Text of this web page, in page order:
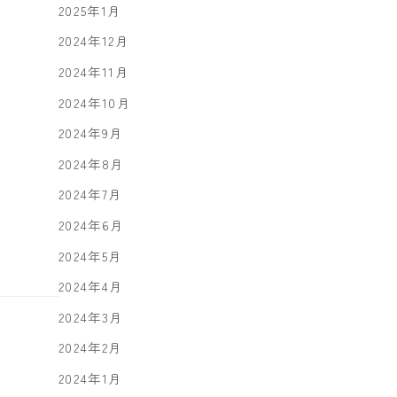
2025年1月
2024年12月
2024年11月
2024年10月
2024年9月
2024年8月
2024年7月
2024年6月
2024年5月
2024年4月
2024年3月
2024年2月
2024年1月